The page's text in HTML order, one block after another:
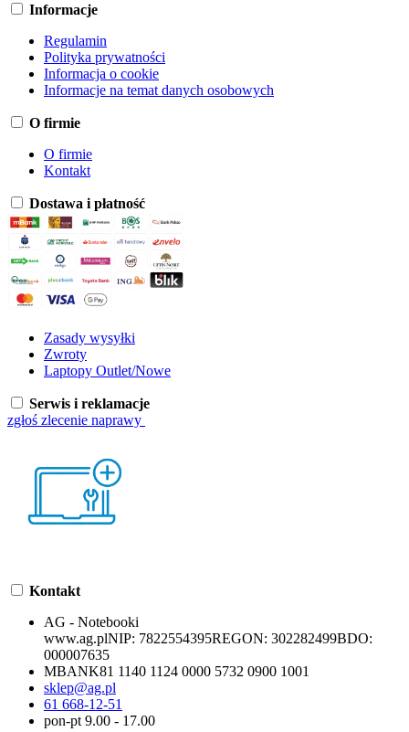
Informacje
Regulamin
Polityka prywatności
Informacja o cookie
Informacje na temat danych osobowych
O firmie
O firmie
Kontakt
Dostawa i płatność
Zasady wysyłki
Zwroty
Laptopy Outlet/Nowe
Serwis i reklamacje
zgłoś zlecenie naprawy
Kontakt
AG - Notebooki
www.ag.plNIP: 7822554395REGON: 302282499BDO:
000007635
MBANK81 1140 1124 0000 5732 0900 1001
sklep@ag.pl
61 668-12-51
pon-pt 9.00 - 17.00